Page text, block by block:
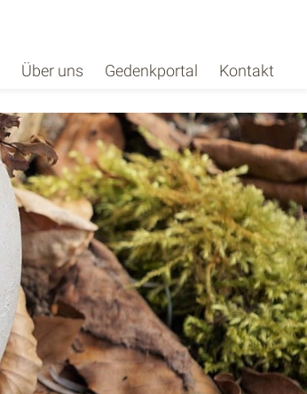
Über uns Gedenkportal Kontakt